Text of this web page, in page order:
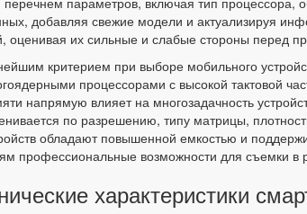
добавляя свежие модели и актуализируя
оценивая их сильные и слабые стороны перед
критерием при выборе мобильного
процессорами с высокой тактовой
напрямую влияет на многозадачность
по разрешению, типу матрицы,
обладают повышенной емкостью и
профессиональные возможности для съемки в
характеристики